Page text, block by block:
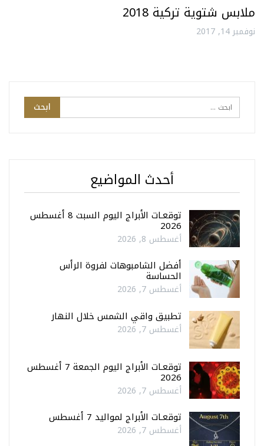
ملابس شتوية تركية 2018
نوفمبر 14, 2017
أحدث المواضيع
توقعـات الأبراج اليوم السبت 8 أغسطس
2026
أغسطس 8, 2026
أفضل الشامبوهات لفروة الرأس
الحساسة
أغسطس 7, 2026
تطبيق واقي الشمس خلال النهار
أغسطس 7, 2026
توقعـات الأبراج اليوم الجمعة 7 أغسطس
2026
أغسطس 7, 2026
توقعـات الأبراج لمواليد 7 أغسطس
أغسطس 7, 2026